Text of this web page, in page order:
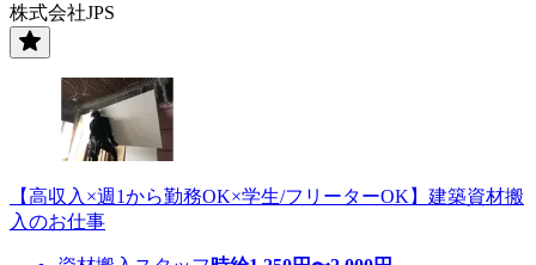
株式会社JPS
【高収入×週1から勤務OK×学生/フリーターOK】建築資材搬
入のお仕事